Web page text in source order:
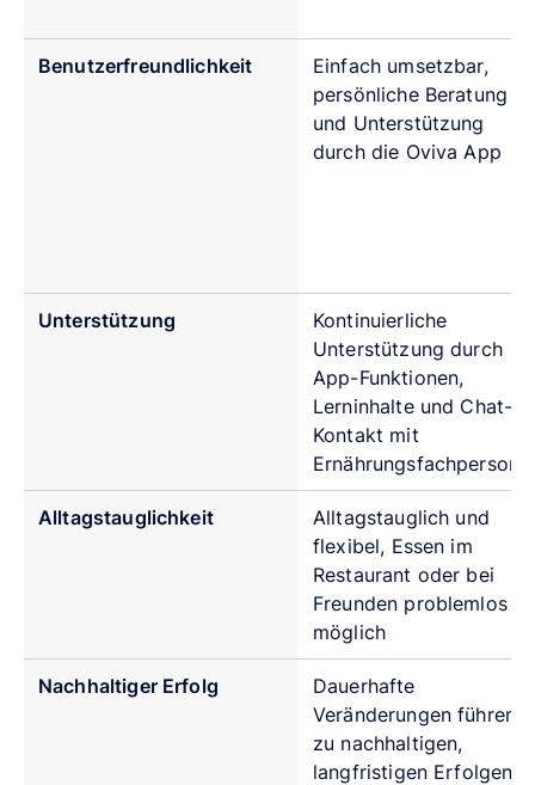
Benutzerfreundlichkeit
Einfach umsetzbar,
persönliche Beratung
und Unterstützung
durch die Oviva App
Unterstützung
Kontinuierliche
Unterstützung durch
App-Funktionen,
Lerninhalte und Chat-
Kontakt mit
Ernährungsfachperson
Alltagstauglichkeit
Alltagstauglich und
flexibel, Essen im
Restaurant oder bei
Freunden problemlos
möglich
Nachhaltiger Erfolg
Dauerhafte
Veränderungen führen
zu nachhaltigen,
langfristigen Erfolgen